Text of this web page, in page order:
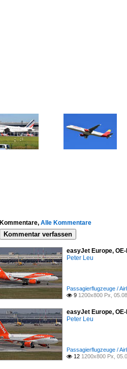
Kommentare, Alle Kommentare
Kommentar verfassen
easyJet Europe,
Peter Leu
Passagierflugzeuge /
 9 1200x800 Px,
easyJet Europe,
Peter Leu
Passagierflugzeuge /
 12 1200x800 Px,